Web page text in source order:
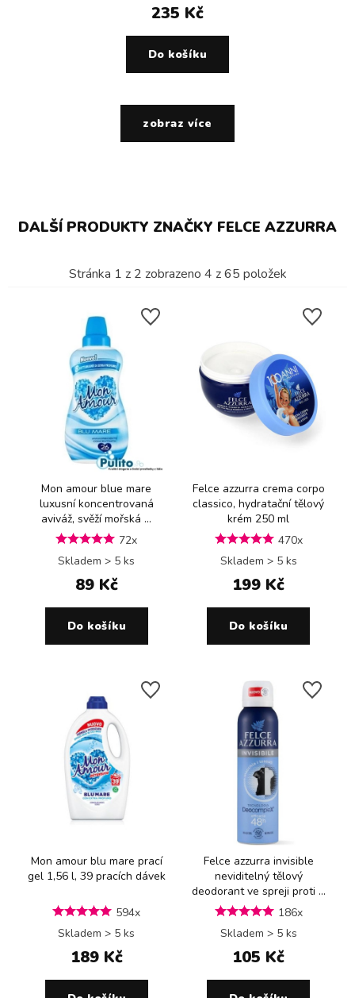
235 Kč
Do košíku
zobraz více
DALŠÍ PRODUKTY ZNAČKY FELCE AZZURRA
Stránka 1 z 2 zobrazeno 4 z65 položek
Mon amour blue mare
luxusní koncentrovaná
aviváž, svěží mořská ...
72x
Skladem > 5 ks
89 Kč
Do košíku
Felce azzurra crema corpo
classico, hydratační tělový
krém 250 ml
470x
Skladem > 5 ks
199 Kč
Do košíku
Mon amour blu mare prací
gel 1,56 l, 39 pracích dávek
594x
Skladem > 5 ks
189 Kč
Felce azzurra invisible
neviditelný tělový
deodorant ve spreji proti ...
186x
Skladem > 5 ks
105 Kč